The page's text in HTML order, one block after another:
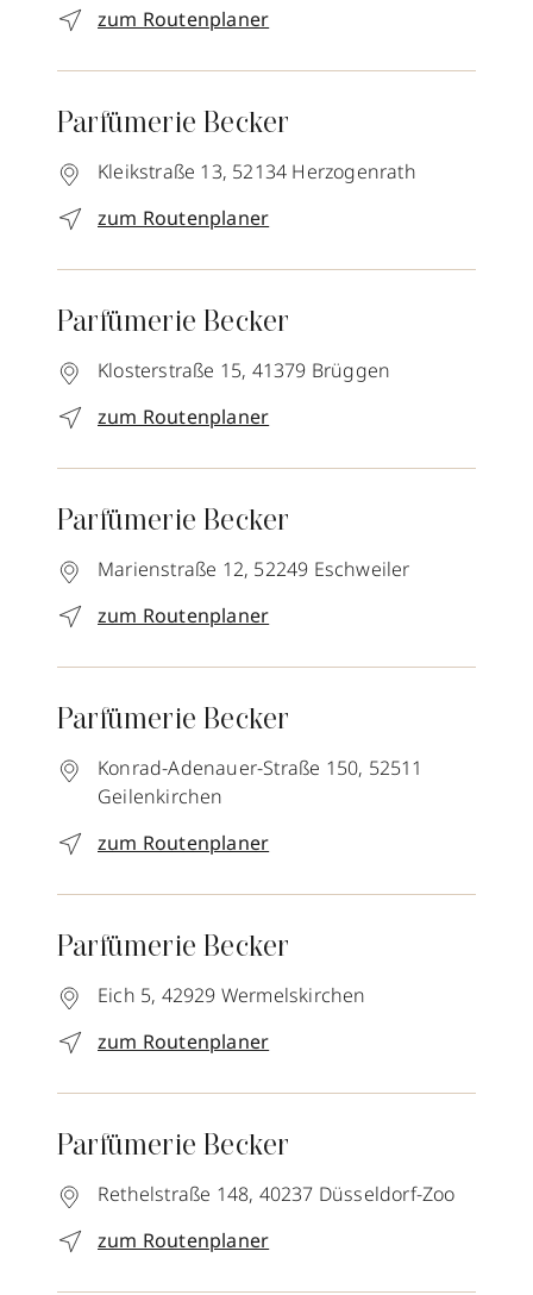
zum Routenplaner
Parfümerie Becker
Kleikstraße 13, 52134 Herzogenrath
zum Routenplaner
Parfümerie Becker
Klosterstraße 15, 41379 Brüggen
zum Routenplaner
Parfümerie Becker
Marienstraße 12, 52249 Eschweiler
zum Routenplaner
Parfümerie Becker
Konrad-Adenauer-Straße 150, 52511
Geilenkirchen
zum Routenplaner
Parfümerie Becker
Eich 5, 42929 Wermelskirchen
zum Routenplaner
Parfümerie Becker
Rethelstraße 148, 40237 Düsseldorf-Zoo
zum Routenplaner